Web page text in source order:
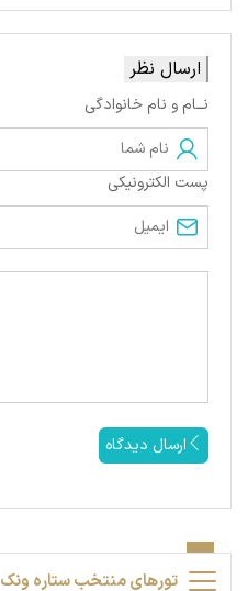
ارسال نظر
نــام و نام خانوادگی
پست الکترونیکی
ارسال دیدگاه
تورهای منتخب ستاره ونک